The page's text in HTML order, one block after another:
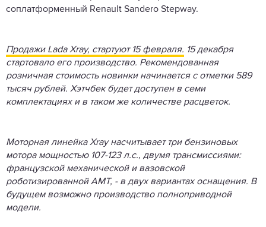
соплатформенный Renault Sandero Stepway.
Продажи Lada Xray, стартуют 15 февраля. 15 декабря
стартовало его производство. Рекомендованная
розничная стоимость новинки начинается с отметки 589
тысяч рублей. Хэтчбек будет доступен в семи
комплектациях и в таком же количестве расцветок.
Моторная линейка Xray насчитывает три бензиновых
мотора мощностью 107-123 л.с., двумя трансмиссиями:
французской механической и вазовской
роботизированной АМТ, - в двух вариантах оснащения. В
будущем возможно производство полноприводной
модели.